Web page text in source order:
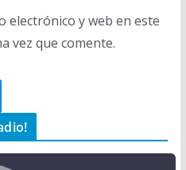
electrónico y web en este
vez que comente.